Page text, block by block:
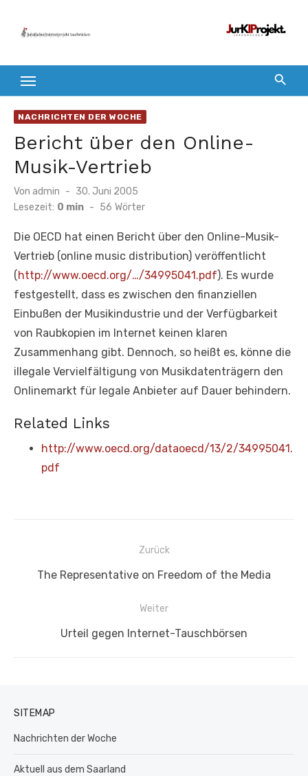
Inhalt
NACHRICHTEN DER WOCHE
Bericht über den Online-
Musik-Vertrieb
Von admin
Veröffentlicht
am
30. Juni 2005
Lesezeit: 0 min - 56 Wörter
Die OECD hat einen Bericht über den Online-Musik-
Vertrieb (online music distribution) veröffentlicht
(http://www.oecd.org/…/34995041.pdf). Es wurde
festgestellt, dass es zwischen den finanziellen
Einbußen der Musikindustrie und der Verfügbarkeit
von Raubkopien im Internet keinen klaren
Zusammenhang gibt. Dennoch, so heißt es, könne die
illegale Vervielfältigung von Musikdatenträgern den
Onlinemarkt für legale Anbieter auf Dauer behindern.
Related Links
http://www.oecd.org/dataoecd/13/2/34995041.
pdf
Beitragsnavigation
Zurück
Vorheriger
The Representative on Freedom of the Media
Weiter
Nächster
Urteil gegen Internet-Tauschbörsen
SITEMAP
Nachrichten der Woche
Aktuell aus dem Saarland